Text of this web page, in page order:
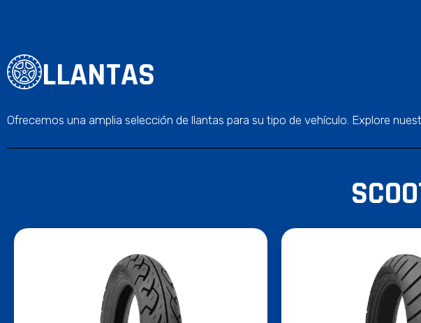
LLANTAS
Ofrecemos una amplia selección de llantas para su tipo de vehículo. Explore